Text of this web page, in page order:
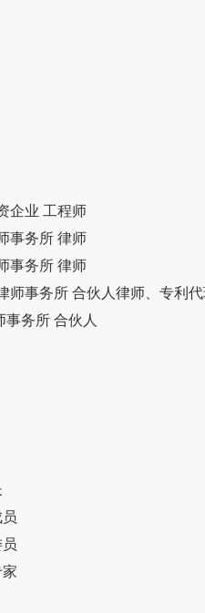
企业 工程师
事务所 律师
事务所 律师
师事务所 合伙人律师、专利
务所 合伙人